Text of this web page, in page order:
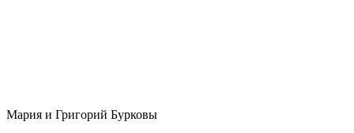
Мария и Григорий Бурковы